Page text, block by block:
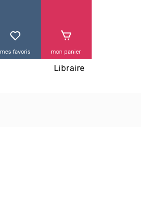
mes favoris mon panier
Libraire